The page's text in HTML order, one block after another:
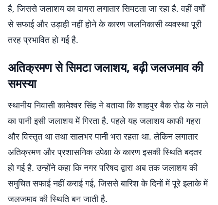
है, जिससे जलाशय का दायरा लगातार सिमटता जा रहा है. वहीं वर्षों
से सफाई और उड़ाही नहीं होने के कारण जलनिकासी व्यवस्था पूरी
तरह प्रभावित हो गई है.
अतिक्रमण से सिमटा जलाशय, बढ़ी जलजमाव की
समस्या
स्थानीय निवासी कामेश्वर सिंह ने बताया कि शाहपुर बैक रोड के नाले
का पानी इसी जलाशय में गिरता है. पहले यह जलाशय काफी गहरा
और विस्तृत था तथा सालभर पानी भरा रहता था. लेकिन लगातार
अतिक्रमण और प्रशासनिक उपेक्षा के कारण इसकी स्थिति बदतर
हो गई है. उन्होंने कहा कि नगर परिषद द्वारा अब तक जलाशय की
समुचित सफाई नहीं कराई गई, जिससे बारिश के दिनों में पूरे इलाके में
जलजमाव की स्थिति बन जाती है.